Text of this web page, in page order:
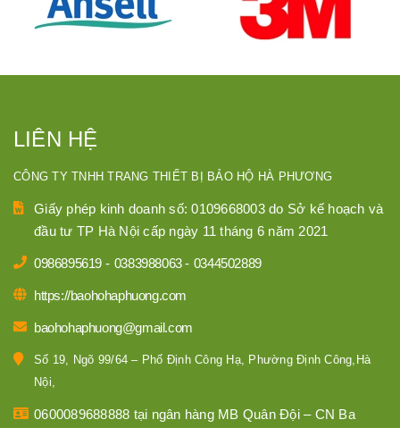
LIÊN HỆ
CÔNG TY TNHH TRANG THIẾT BỊ BẢO HỘ HÀ PHƯƠNG
Giấy phép kinh doanh số: 0109668003 do Sở kế hoạch và
đầu tư TP Hà Nội cấp ngày 11 tháng 6 năm 2021
0986895619 - 0383988063- 0344502889
https://baohohaphuong.com
baohohaphuong@gmail.com
Số 19, Ngõ 99/64 – Phố Định Công Hạ, Phường Định Công,Hà
Nội,
0600089688888 tại ngân hàng MB Quân Đội – CN Ba